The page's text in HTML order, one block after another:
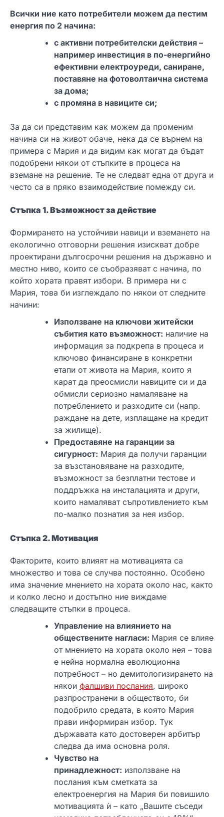
Всички ние като потребители можем да пестим
енергия по 2 начина:
с активни потребителски действия –
например инвестиция в по-енергийно
ефективни електроуреди, саниране,
поставяне на фотоволтаична система
за дома;
с промяна в навиците си;
За да си представим как можем да променим
начина си на живот обаче, нека да се върнем на
примера с Мария и да видим как могат да бъдат
подобрени някои от стъпките в процеса на
вземане на решение. Те не следват една от друга и
често са в пряко взаимодействие помежду си.
Стъпка 1. Възможност за действие
Формирането на устойчиви навици и вземането на
екологично отговорни решения изискват добре
проектирани дългосрочни решения на държавно и
местно ниво, които се съобразяват с начина, по
който хората правят избори. В примера ни с
Мария, това би изглеждало по някои от следните
начини:
Използване на ключови житейски
събития като възможност: наличие на
информация за подкрепа в процеса и
ключово финансиране в конкретни
етапи от живота на Мария, които я
карат да преосмисли навиците си и да
обмисли сериозно намаляване на
потреблението и разходите си (напр.
раждане на дете, изплащане на кредит
за жилище).
Предоставяне на гаранции за
сигурност: Мария да получи гаранции
за възстановяване на разходите,
възможност за безплатни тестове и
поддръжка на инсталацията и други,
които намаляват съпротивлението към
по-малко познатия за нея избор.
Стъпка 2. Мотивация
Факторите, които влияят на мотивацията са
множество и това се случва постоянно. Особено
има значение мнението на хората около нас, както
и колко лесно и достъпно ние виждаме
следващите стъпки в процеса.
Управление на влиянието на
обществените нагласи: Мария се влияе
от мнението на хората около нея – това
е нейна нормална еволюционна
потребност – но демитологизирането на
някои фалшиви послания, широко
разпространени в обществото, би
подобрило средата, в която Мария
прави информиран избор. Тук
държавата като достоверен арбитър
следва да има основна роля.
Чувство на
принадлежност: използване на
послания към сметката за
електроенергия на Мария би повишило
мотивацията ѝ – като „Вашите съседи